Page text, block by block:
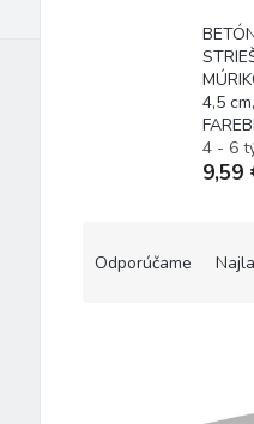
4,5
4 - 6
9,59
aOdporúčame